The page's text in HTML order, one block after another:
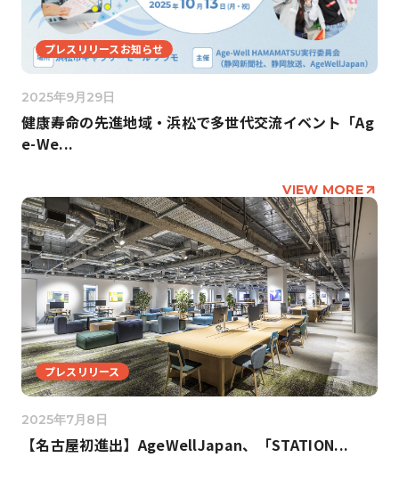
プレスリリースお知らせ
2025年9月29日
健康寿命の先進地域・浜松で多世代交流イベント「Ag
e-We...
VIEW MORE
プレスリリース
2025年7月8日
【名古屋初進出】AgeWellJapan、「STATION...